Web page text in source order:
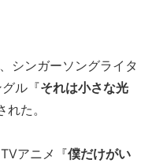
シンガーソングライタ
ル『それは小さな光
た。
アニメ『僕だけがい